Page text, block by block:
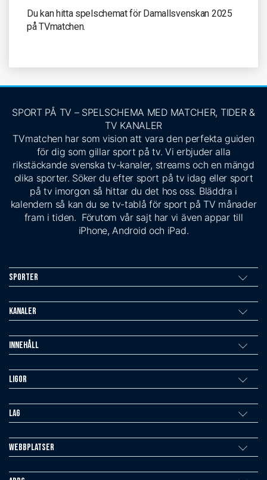
Du kan hitta spelschemat för Damallsvenskan 2025
på TVmatchen.
SPORT PÅ TV – SPELSCHEMA MED MATCHER, TIDER &
TV KANALER
TVmatchen har som vision att vara den perfekta guiden
för dig som gillar sport på tv. Vi erbjuder alla
rikstäckande svenska tv-kanaler, streams och en mängd
olika sporter. Söker du efter sport på tv idag eller sport
på tv imorgon så hittar du det hos oss. Bläddra i
kalendern så kan du se tv-tablå för sport på TV månader
fram i tiden. Förutom vår sajt har vi även appar till
iPhone, Android och iPad.
Sporter
Kanaler
Innehåll
Ligor
Lag
Webbplatser